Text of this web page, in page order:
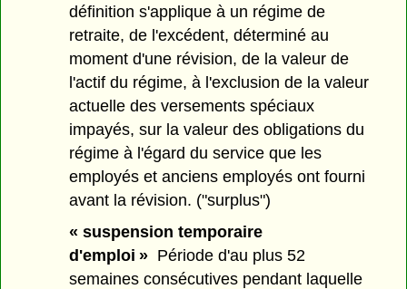
définition s'applique à un régime de
retraite, de l'excédent, déterminé au
moment d'une révision, de la valeur de
l'actif du régime, à l'exclusion de la valeur
actuelle des versements spéciaux
impayés, sur la valeur des obligations du
régime à l'égard du service que les
employés et anciens employés ont fourni
avant la révision. ("surplus")
« suspension temporaire
d'emploi » Période d'au plus 52
semaines consécutives pendant laquelle